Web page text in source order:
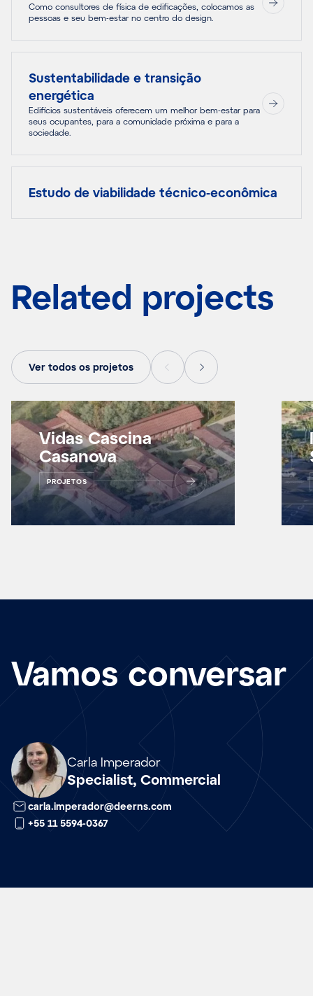
Como consultores de física de edificações, colocamos as
pessoas e seu bem-estar no centro do design.
Sustentabilidade e transição
energética
Edifícios sustentáveis oferecem um melhor bem-estar para
seus ocupantes, para a comunidade próxima e para a
sociedade.
Estudo de viabilidade técnico-econômica
Related projects
Ver todos os projetos
Vidas Cascina
Casanova
PROJETOS
Vamos conversar
Carla Imperador
Specialist, Commercial
Array
carla.imperador@deerns.com
+55 11 5594-0367